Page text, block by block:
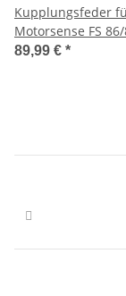
Kupplungsfeder
Motorsense FS
89,99 € *